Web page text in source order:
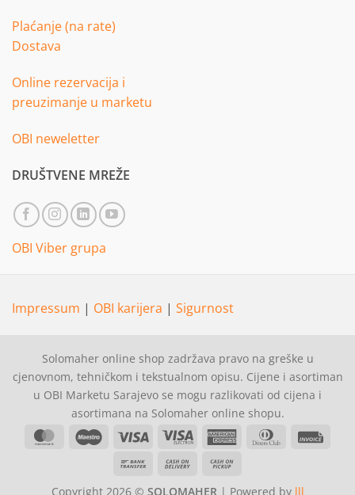
Plaćanje (na rate)
Dostava
Online rezervacija i
preuzimanje u marketu
OBI neweletter
DRUŠTVENE MREŽE
OBI Viber grupa
Impressum | OBI karijera | Sigurnost
Solomaher online shop zadržava pravo na greške u
cjenovnom, tehničkom i tekstualnom opisu. Cijene i asortiman
u OBI Marketu Sarajevo se mogu razlikovati od cijena i
asortimana na Solomaher online shopu.
MasterCardMaestro Visa
Visa
American Dinners
Bank
Cash
Copyright 2026 © SOLOMAHER | Powered by lll